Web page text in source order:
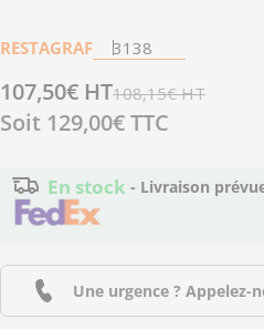
RESTAGRAF 3138
Prix
vente
107,50€ HT
Prix
108,15€ HT
Soit 129,00€TTC
En stock - Livraison
Une urgence ? Appelez-